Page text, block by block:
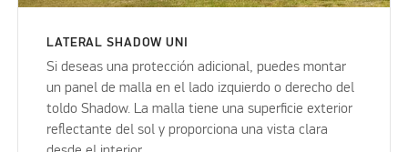
LATERAL SHADOW UNI
Si deseas una protección adicional, puedes montar
un panel de malla en el lado izquierdo o derecho del
toldo Shadow. La malla tiene una superficie exterior
reflectante del sol y proporciona una vista clara